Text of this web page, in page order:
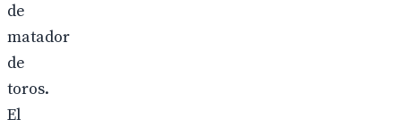
de
matador
de
toros.
El